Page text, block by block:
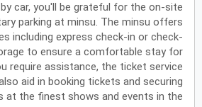
أبريل 2027
ح الأحد نالاثنينثالثلاثاءرالأربعاءخ
car, you'll be grateful for the on-site
parking at minsu. The minsu offers
including express check-in or check-
to ensure a comfortable stay for
require assistance, the ticket service
aid in booking tickets and securing
at the finest shows and events in the